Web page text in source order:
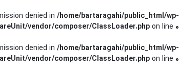
denied in /home/bartaragahi/public_html/wp-
vendor/composer/ClassLoader.phpon line 0
denied in /home/bartaragahi/public_html/wp-
vendor/composer/ClassLoader.phpon line 0